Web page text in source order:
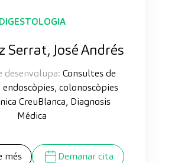
DIGESTOLOGIA
Serrat, José Andrés
Consultes de
colonoscòpies
CreuBlanca, Diagnosis
Médica
més Demanar cita